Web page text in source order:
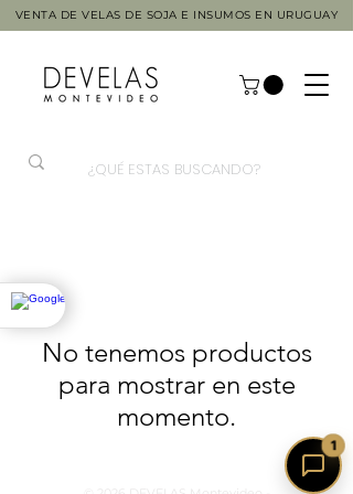
VENTA DE VELAS DE SOJA E INSUMOS EN URUGUAY
No tenemos productos
para mostrar en este
momento.
1